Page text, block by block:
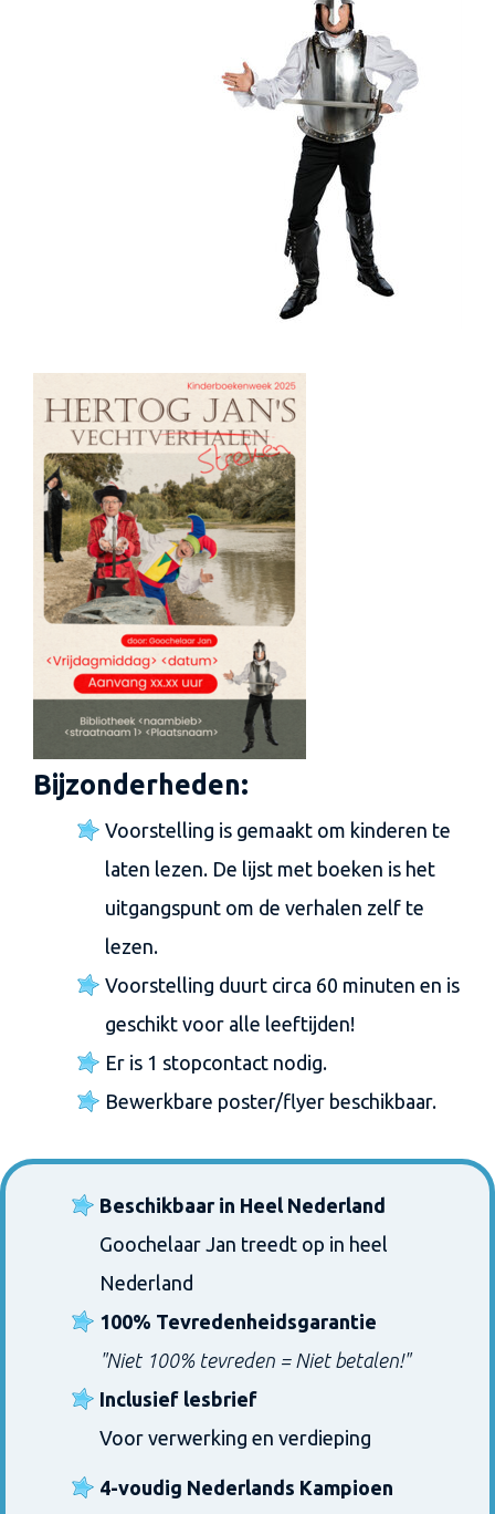
Bijzonderheden:
Voorstelling is gemaakt om kinderen te
laten lezen. De lijst met boeken is het
uitgangspunt om de verhalen zelf te
lezen.
Voorstelling duurt circa 60 minuten en is
geschikt voor alle leeftijden!
Er is 1 stopcontact nodig.
Bewerkbare poster/flyer beschikbaar.
Beschikbaar in Heel Nederland
Goochelaar Jan treedt op in heel
Nederland
100% Tevredenheidsgarantie
"Niet 100% tevreden = Niet betalen!"
Inclusief lesbrief
Voor verwerking en verdieping
4-voudig Nederlands Kampioen